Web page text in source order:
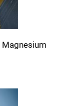
Magnesium